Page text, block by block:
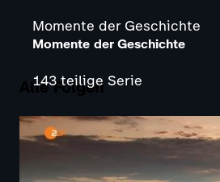
Alle Folgen
Momente der Geschichte
Momente der Geschichte
143 teilige Serie